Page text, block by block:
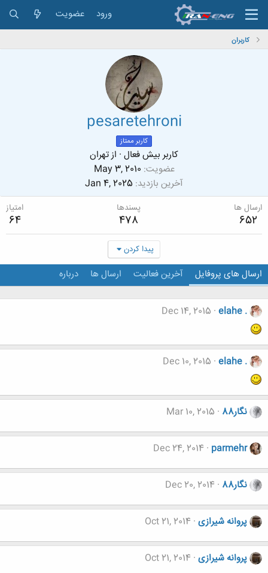
ورود عضویت
کاربران
pesaretehroni
کاربر ممتاز
کاربر بیش فعال · ازتهران
عضویت May 3, 2010
آخرین بازدید Jan 4, 2025
ارسال ها
652
پسندها
478
امتیاز
64
پیدا کردن
ارسال های پروفایل آخرین فعالیت ارسال ها درباره
elahe .
Dec 14, 2015
elahe .
Dec 10, 2015
نگار88 Mar 10, 2015
parmehr
Dec 24, 2014
نگار88 Dec 20, 2014
پروانه شیرازی Oct 21, 2014
پروانه شیرازی Oct 21, 2014